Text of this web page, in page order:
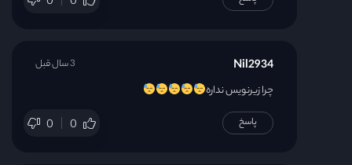
Nil2934
چرا زیرنویس نداره
0 0
3 سال قبل
پاسخ